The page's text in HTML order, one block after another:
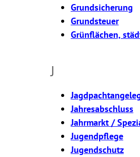
Grundsicherung
Grundsteuer
Grünflächen,
J
Jahresabschluss
Jahrmarkt /
Jugendpflege
Jugendschutz